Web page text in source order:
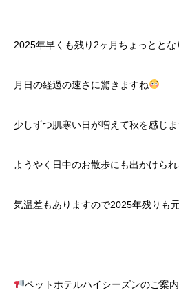
2025年早くも残り2ヶ月ちょっととな
月日の経過の速さに驚きますね
少しずつ肌寒い日が増えて秋を感じま
ようやく日中のお散歩にも出かけら
気温差もありますので2025年残りも
ペットホテルハイシーズンのご案内